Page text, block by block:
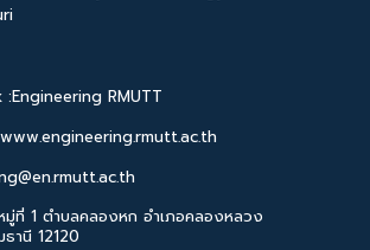
RMUTT
ที่ 1 ตำบลคลองหก อำเภอคลองหลวง
านี 12120